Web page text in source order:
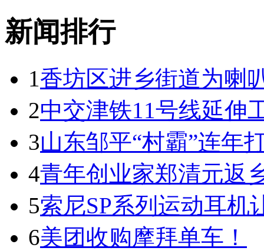
新闻排行
1香坊区进乡街道为喇
2中交津铁11号线延伸
3山东邹平“村霸”连年
4青年创业家郑清元返
5索尼SP系列运动耳机
6美团收购摩拜单车！